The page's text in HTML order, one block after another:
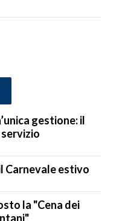
gestione: il
Carnevale estivo
la "Cena dei